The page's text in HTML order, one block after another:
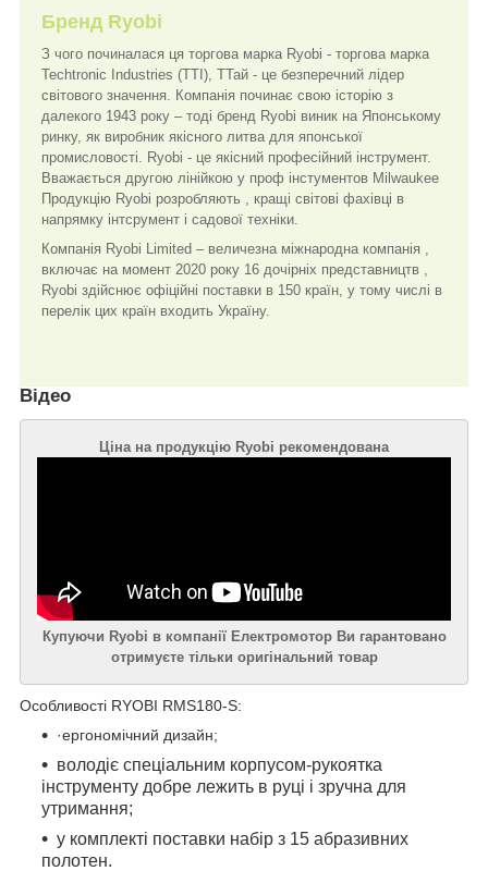
Бренд Ryobi
З чого починалася ця торгова марка Ryobi - торгова марка
Techtronic Industries (TTI), ТТай - це безперечний лідер
світового значення. Компанія починає свою історію з
далекого 1943 року – тоді бренд Ryobi виник на Японському
ринку, як виробник якісного литва для японської
промисловості. Ryobi - це якісний професійний інструмент.
Вважається другою лінійкою у проф інстументов Milwaukee
Продукцію Ryobi розробляють , кращі світові фахівці в
напрямку інтсрумент і садової техніки.
Компанія Ryobi Limited – величезна міжнародна компанія ,
включає на момент 2020 року 16 дочірніх представництв ,
Ryobi здійснює офіційні поставки в 150 країн, у тому числі в
перелік цих країн входить Україну.
Відео
Ціна на продукцію Ryobi рекомендована
Купуючи Ryobi в компанії Електромотор Ви гарантовано
отримуєте тільки оригінальний товар
Особливості RYOBI RMS180-S:
·ергономічний дизайн;
володіє спеціальним корпусом-рукоятка
інструменту добре лежить в руці і зручна для
утримання;
у комплекті поставки набір з 15 абразивних
полотен.